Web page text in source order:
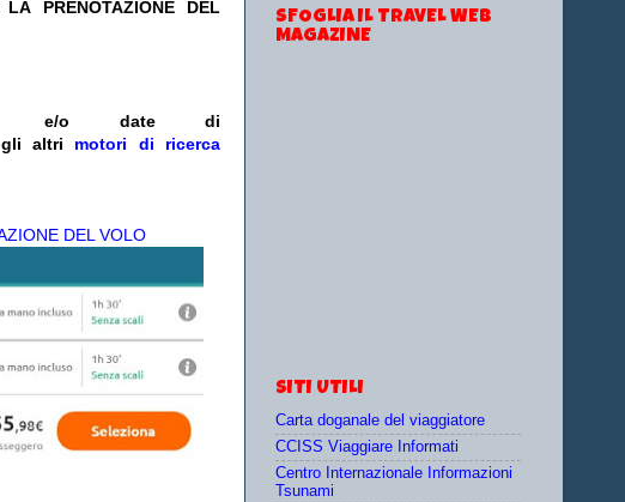
PRENOTAZIONE DEL
e/o date di
altri motori di ricerca
DEL VOLO
SFOGLIA IL TRAVEL WEB
MAGAZINE
SITI UTILI
Carta doganale del viaggiatore
CCISS Viaggiare Informati
Centro Internazionale Informazioni
Tsunami